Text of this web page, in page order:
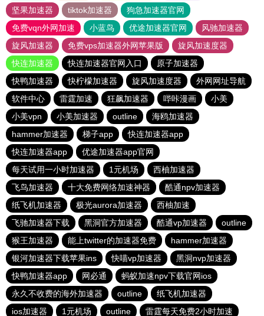
坚果加速器
tiktok加速器
狗急加速器官网
免费vqn外网加速
小蓝鸟 优途加速器官网
风驰加速器
旋风加速器
免费vps加速器外网苹果版
旋风加速度器
快连加速器
快连加速器官网入口
原子加速器
快鸭加速器
快柠檬加速器 旋风加速度器
外网网址导航
软件中心
雷霆加速 狂飙加速器 哔咔漫画
小美
小美vpn
小美加速器 outline
海鸥加速器
hammer加速器
梯子app
快连加速器app
快连加速器app
优途加速器app官网
每天试用一小时加速器
1元机场
西柚加速器
飞鸟加速器
十大免费网络加速神器
酷通npv加速器
纸飞机加速器
极光aurora加速器
西柚加速
飞驰加速器下载
黑洞官方加速器 酷通vp加速器
outline
猴王加速器
能上twitter的加速器免费
hammer加速器
银河加速器下载苹果ins
快喵vp加速器
黑洞nvp加速器
快鸭加速器app
网必通
蚂蚁加速npv下载官网ios
永久不收费的海外加速器
outline
纸飞机加速器
ios加速器
1元机场 outline 雷霆每天免费2小时加速